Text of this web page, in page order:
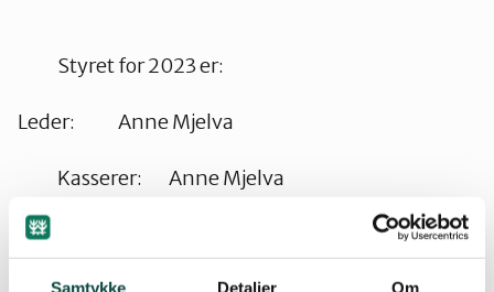
Samtykke Detaljer Om
Styret for 2023 er:
Leder: Anne Mjelva
Kasserer: Anne Mjelva
Styremedlem: Sissel Solberg